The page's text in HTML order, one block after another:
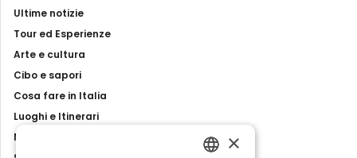
Ultime notizie
Tour ed Esperienze
Arte e cultura
Cibo e sapori
Cosa fare in Italia
Luoghi e Itinerari
Mostre, eventi e spettacoli
×